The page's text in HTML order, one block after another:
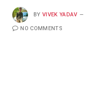
BY VIVEK YADAV
NO COMMENTS